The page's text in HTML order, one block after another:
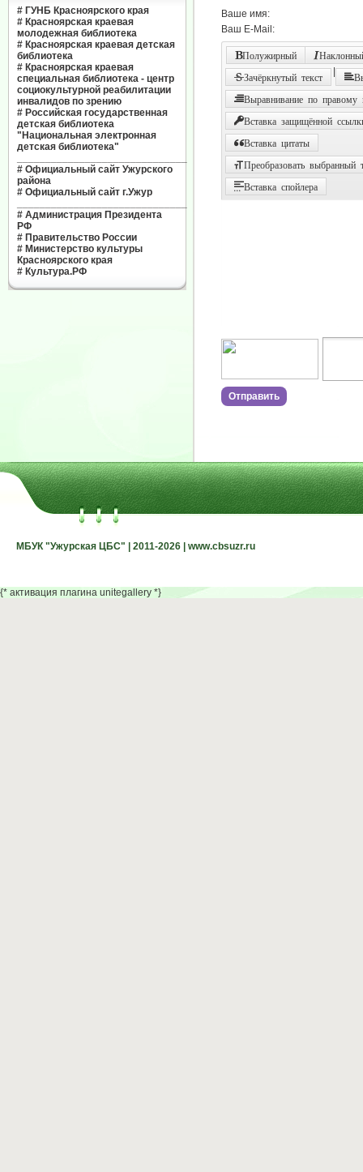
# ГУНБ Красноярского края
# Красноярская краевая
молодежная библиотека
# Красноярская краевая детская
библиотека
# Красноярская краевая
специальная библиотека - центр
социокультурной реабилитации
инвалидов по зрению
# Российская государственная
детская библиотека
"Национальная электронная
детская библиотека"
# Официальный сайт Ужурского
района
# Официальный сайт г.Ужур
# Администрация Президента
РФ
# Правительство России
# Министерство культуры
Красноярского края
# Культура.РФ
Ваше имя:
Ваш E-Mail:
Полужирный
Зачёркнутый текст
Выравнивание по правому
Вставка защищённой
Вставка цитаты
Преобразовать выбранный
Вставка спойлера
МБУК "Ужурская ЦБС" | 2011-2026 | www.cbsuzr.ru
МБУК "Ужурская ЦБС" | 2011-2026 | www.cbsuzr.ru
{* активация плагина unitegallery *}